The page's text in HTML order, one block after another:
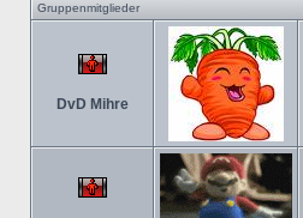
Gruppenmitglieder
DvD Mihre